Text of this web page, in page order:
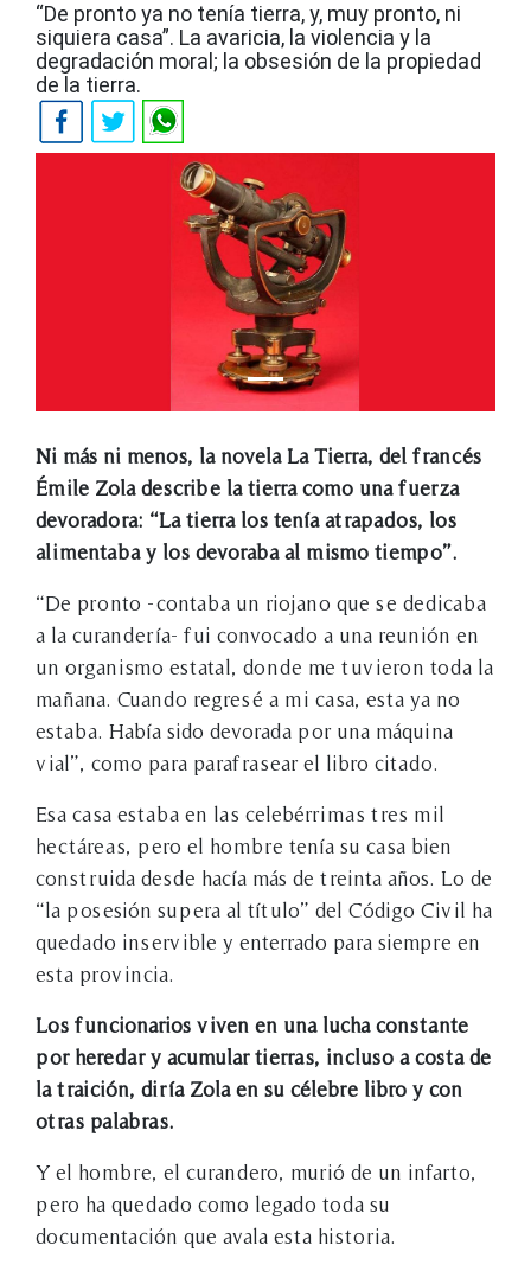
“De pronto ya no tenía tierra, y, muy pronto, ni
siquiera casa”. La avaricia, la violencia y la
degradación moral; la obsesión de la propiedad
de la tierra.
Ni más ni menos, la novela La Tierra, del francés
Émile Zola describe la tierra como una fuerza
devoradora: “La tierra los tenía atrapados, los
alimentaba y los devoraba al mismo tiempo”.
“De pronto -contaba un riojano que se dedicaba
a la curandería- fui convocado a una reunión en
un organismo estatal, donde me tuvieron toda la
mañana. Cuando regresé a mi casa, esta ya no
estaba. Había sido devorada por una máquina
vial”, como para parafrasear el libro citado.
Esa casa estaba en las celebérrimas tres mil
hectáreas, pero el hombre tenía su casa bien
construida desde hacía más de treinta años. Lo de
“la posesión supera al título” del Código Civil ha
quedado inservible y enterrado para siempre en
esta provincia.
Los funcionarios viven en una lucha constante
por heredar y acumular tierras, incluso a costa de
la traición, diría Zola en su célebre libro y con
otras palabras.
Y el hombre, el curandero, murió de un infarto,
pero ha quedado como legado toda su
documentación que avala esta historia.